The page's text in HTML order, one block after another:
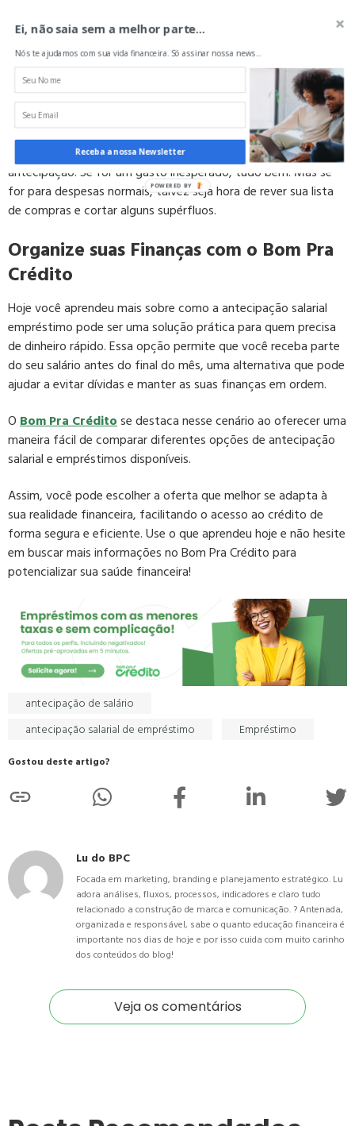
Outro ponto a considerar é a frequência com que você
precisará dessa antecipação. É algo pontual ou pode se tornar
um hábito? Se for algo que você acaba fazendo sempre,
talvez seja hora de reorganizar seu orçamento. Ver onde dá
para economizar ou até renegociar dívidas pode ser mais
eficaz no longo prazo.
Reflita também sobre por que você está precisando dessa
antecipação. Se for um gasto inesperado, tudo bem. Mas se
for para despesas normais, talvez seja hora de rever sua lista
de compras e cortar alguns supérfluos.
Organize suas Finanças com o Bom Pra
Crédito
Hoje você aprendeu mais sobre como a antecipação salarial
empréstimo pode ser uma solução prática para quem precisa
de dinheiro rápido. Essa opção permite que você receba parte
do seu salário antes do final do mês, uma alternativa que pode
ajudar a evitar dívidas e manter as suas finanças em ordem.
OBom Pra Créditose destaca nesse cenário ao oferecer uma
maneira fácil de comparar diferentes opções de antecipação
salarial e empréstimos disponíveis.
Assim, você pode escolher a oferta que melhor se adapta à
sua realidade financeira, facilitando o acesso ao crédito de
forma segura e eficiente. Use o que aprendeu hoje e não hesite
em buscar mais informações no Bom Pra Crédito para
potencializar sua saúde financeira!
Gostou deste artigo?
antecipação de salário
antecipação salarial de empréstimo
Empréstimo
Lu do BPC
Focada em marketing, branding e planejamento estratégico. Lu
adora análises, fluxos, processos, indicadores e claro tudo
relacionado a construção de marca e comunicação. ? Antenada,
organizada e responsável, sabe o quanto educação financeira é
importante nos dias de hoje e por isso cuida com muito carinho
dos conteúdos do blog!
Veja os comentários
Ei, não saia sem a melhor parte...
Nós te ajudamos com sua vida financeira. Só assinar nossa news...
Receba a nossa Newsletter
POWERED BY